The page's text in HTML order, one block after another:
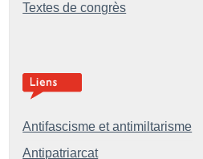
Textes de congrès
Antifascisme et antimiltarisme
Antipatriarcat